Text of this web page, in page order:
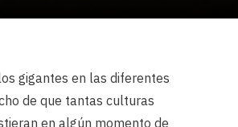
gigantes en las diferentes
de que tantas culturas
en algún momento de